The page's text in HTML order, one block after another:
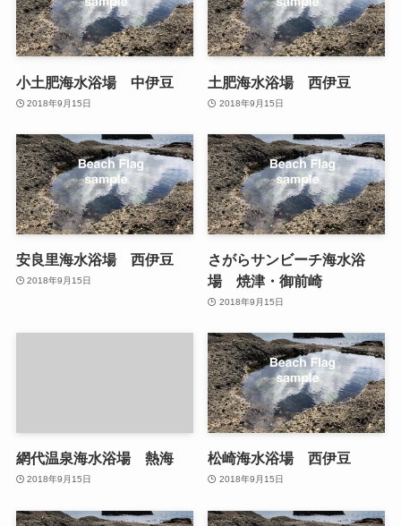
小土肥海水浴場 中伊豆
2018年9月15日
土肥海水浴場 西伊豆
2018年9月15日
安良里海水浴場 西伊豆
2018年9月15日
さがらサンビーチ海水浴
場 焼津・御前崎
2018年9月15日
網代温泉海水浴場 熱海
2018年9月15日
松崎海水浴場 西伊豆
2018年9月15日